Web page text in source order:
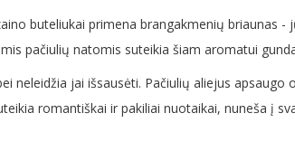
buteliukai primena brangakmenių briaunas
pačiulių natomis suteikia šiam aromatui
neleidžia jai išsausėti. Pačiulių aliejus
romantiškai ir pakiliai nuotaikai, nuneša į